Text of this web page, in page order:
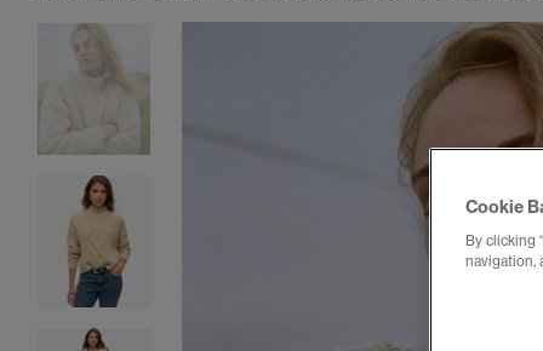
Cookie
By clicking
navigation,